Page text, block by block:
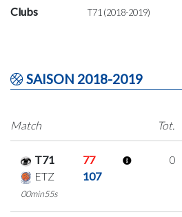
Clubs T71 (2018-2019)
SAISON 2018-2019
Match
Tot.
T71
77
ETZ
107
00min55s
0